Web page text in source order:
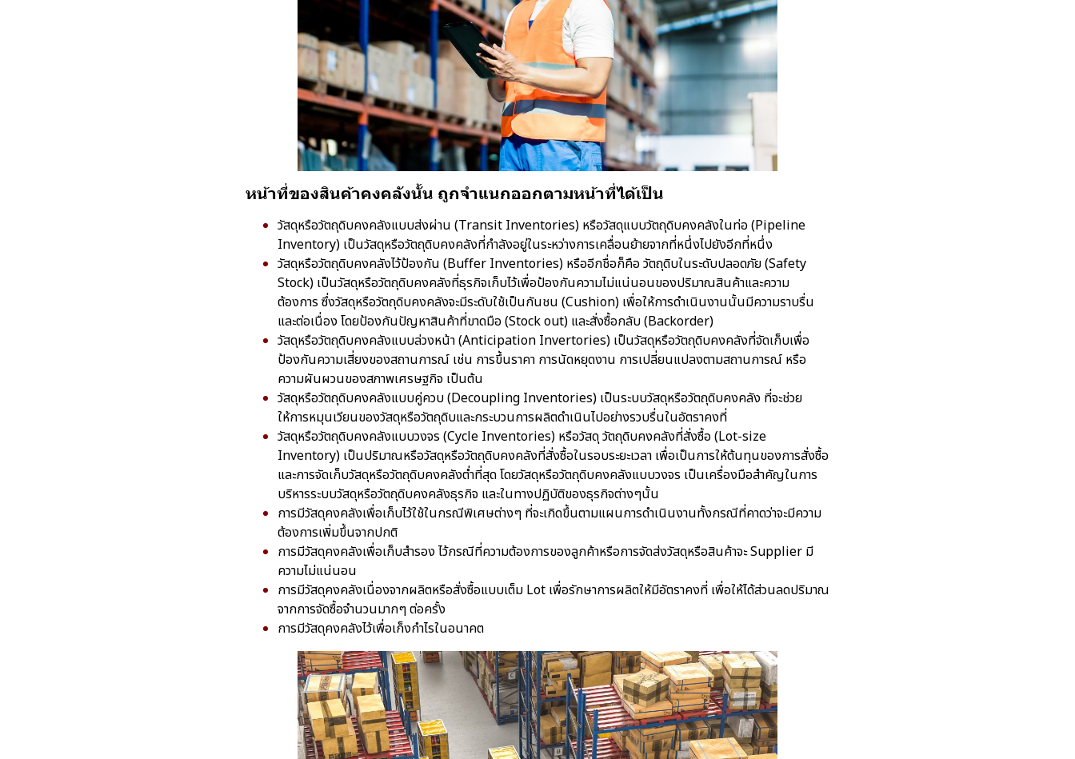
หน้าที่ของสินค้าคงคลังนั้น ถูกจำแนกออกตามหน้าที่ได้เป็น
วัสดุหรือวัตถุดิบคงคลังแบบส่งผ่าน (Transit Inventories) หรือวัสดุแบบวัตถุดิบคงคลังในท่อ (Pipeline
Inventory) เป็นวัสดุหรือวัตถุดิบคงคลังที่กำลังอยู่ในระหว่างการเคลื่อนย้ายจากที่หนึ่งไปยังอีกที่หนึ่ง
วัสดุหรือวัตถุดิบคงคลังไว้ป้องกัน (Buffer Inventories) หรืออีกชื่อก็คือ วัตถุดิบในระดับปลอดภัย (Safety
Stock) เป็นวัสดุหรือวัตถุดิบคงคลังที่ธุรกิจเก็บไว้เพื่อป้องกันความไม่แน่นอนของปริมาณสินค้าและความ
ต้องการ ซึ่งวัสดุหรือวัตถุดิบคงคลังจะมีระดับใช้เป็นกันชน (Cushion) เพื่อให้การดำเนินงานนั้นมีความราบรื่น
และต่อเนื่อง โดยป้องกันปัญหาสินค้าที่ขาดมือ (Stock out) และสั่งซื้อกลับ (Backorder)
วัสดุหรือวัตถุดิบคงคลังแบบล่วงหน้า (Anticipation Invertories) เป็นวัสดุหรือวัตถุดิบคงคลังที่จัดเก็บเพื่อ
ป้องกันความเสี่ยงของสถานการณ์ เช่น การขึ้นราคา การนัดหยุดงาน การเปลี่ยนแปลงตามสถานการณ์ หรือ
ความผันผวนของสภาพเศรษฐกิจ เป็นต้น
วัสดุหรือวัตถุดิบคงคลังแบบคู่ควบ (Decoupling Inventories) เป็นระบบวัสดุหรือวัตถุดิบคงคลัง ที่จะช่วย
ให้การหมุนเวียนของวัสดุหรือวัตถุดิบและกระบวนการผลิตดำเนินไปอย่างรวบรื่นในอัตราคงที่
วัสดุหรือวัตถุดิบคงคลังแบบวงจร (Cycle Inventories) หรือวัสดุ วัตถุดิบคงคลังที่สั่งซื้อ (Lot-size
Inventory) เป็นปริมาณหรือวัสดุหรือวัตถุดิบคงคลังที่สั่งซื้อในรอบระยะเวลา เพื่อเป็นการให้ต้นทุนของการสั่งซื้อ
และการจัดเก็บวัสดุหรือวัตถุดิบคงคลังต่ำที่สุด โดยวัสดุหรือวัตถุดิบคงคลังแบบวงจร เป็นเครื่องมือสำคัญในการ
บริหารระบบวัสดุหรือวัตถุดิบคงคลังธุรกิจ และในทางปฏิบัติของธุรกิจต่างๆนั้น
การมีวัสดุคงคลังเพื่อเก็บไว้ใช้ในกรณีพิเศษต่างๆ ที่จะเกิดขึ้นตามแผนการดำเนินงานทั้งกรณีที่คาดว่าจะมีความ
ต้องการเพิ่มขึ้นจากปกติ
การมีวัสดุคงคลังเพื่อเก็บสำรอง ไว้กรณีที่ความต้องการของลูกค้าหรือการจัดส่งวัสดุหรือสินค้าจะ Supplier มี
ความไม่แน่นอน
การมีวัสดุคงคลังเนื่องจากผลิตหรือสั่งซื้อแบบเต็ม Lot เพื่อรักษาการผลิตให้มีอัตราคงที่ เพื่อให้ได้ส่วนลดปริมาณ
จากการจัดซื้อจำนวนมากๆ ต่อครั้ง
การมีวัสดุคงคลังไว้เพื่อเก็งกำไรในอนาคต